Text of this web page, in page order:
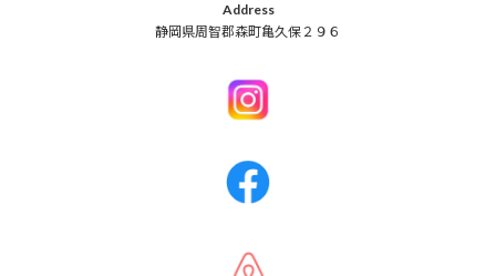
Address
静岡県周智郡森町亀久保２９６